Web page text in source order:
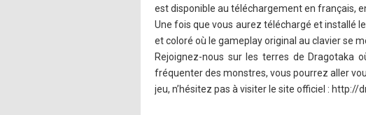
est disponible au téléchargement en français,
Une fois que vous aurez téléchargé et installé
et coloré où le gameplay original au clavier se
Rejoignez-nous sur les terres de Dragotaka
fréquenter des monstres, vous pourrez aller
jeu, n’hésitez pas à visiter le site officiel : http://